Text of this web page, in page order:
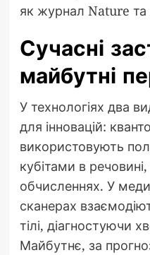
як журнал Nature та
Сучасні
майбутні
У технологіях два
для інновацій:
використовують
кубітами в
обчисленнях. У
сканерах
тілі, діагностуючи
Майбутнє, за